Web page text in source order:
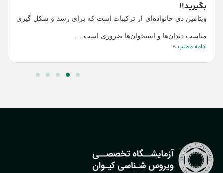
بگیرید!!
ویتامین دی خانواده‌ای از ترکیبات است که برای رشد و شکل گیری
مناسب دندان‌ها و استخوان‌ها ضروری است….
ادامه مطلب